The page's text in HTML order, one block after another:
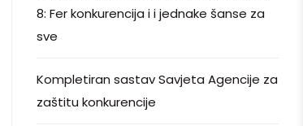
8: Fer konkurencija i i jednake šanse za
sve
Kompletiran sastav Savjeta Agencije za
zaštitu konkurencije